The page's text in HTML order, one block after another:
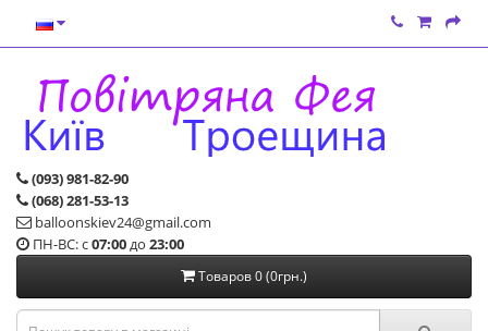
(093) 981-82-90
(068) 281-53-13
balloonskiev24@gmail.com
ПН-ВС: с07:00до 23:00
Товаров 0 (0грн.)